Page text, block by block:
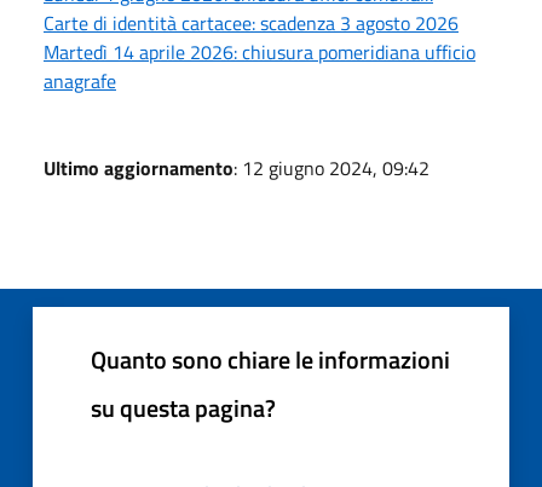
Carte di identità cartacee: scadenza 3 agosto 2026
Martedì 14 aprile 2026: chiusura pomeridiana ufficio
anagrafe
Ultimo aggiornamento: 12 giugno 2024, 09:42
Quanto sono chiare le informazioni
su questa pagina?